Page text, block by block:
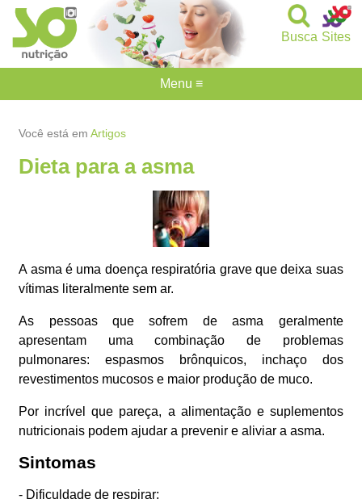
Sites
Busca
Você está emArtigos
Dieta para a asma
A asma é uma doença respiratória grave que deixa suas
vítimas literalmente sem ar.
As pessoas que sofrem de asma geralmente
apresentam uma combinação de problemas
pulmonares: espasmos brônquicos, inchaço dos
revestimentos mucosos e maior produção de muco.
Por incrível que pareça, a alimentação e suplementos
nutricionais podem ajudar a prevenir e aliviar a asma.
Sintomas
- Dificuldade de respirar;